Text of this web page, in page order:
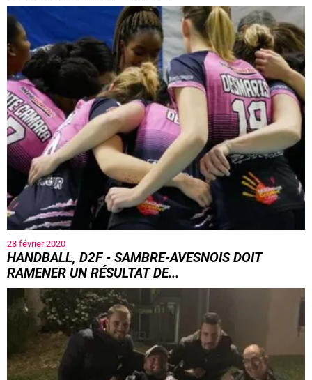
28 février 2020
HANDBALL, D2F - SAMBRE-AVESNOIS DOIT
RAMENER UN RÉSULTAT DE...